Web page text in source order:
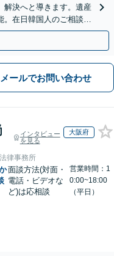
解決へと導きます。遺産
。在日韓国人のご相談も
メールでお問い合わせ
インタビュー
を見る
大阪府
律事務所
面談方法(対面・
電話・ビデオな
ど)は応相談
営業時間：1
0:00~18:00
（平日）